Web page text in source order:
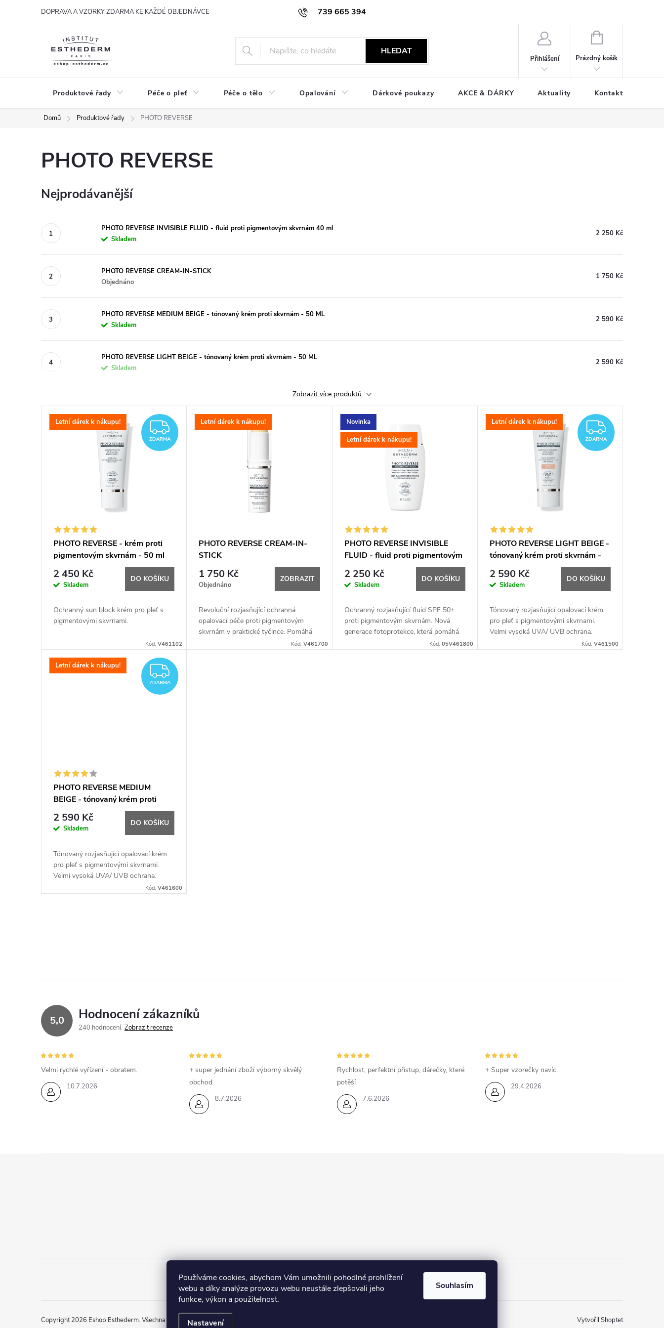
Používáme cookies, abychom Vám umožnili pohodlné prohlížení
webu a díky analýze provozu webu neustále zlepšovali jeho
funkce, výkon a použitelnost.
Nastavení
Souhlasím
739 665 394
DOPRAVA A VZORKY ZDARMA KE KAŽDÉ OBJEDNÁVCE
HLEDAT
Přihlášení
NÁKUPNÍ
Prázdný košík
Produktové řady Péče o pleť Péče o tělo Opalování Dárkové poukazy AKCE & DÁRKY Aktuality Kontakty
Domů Produktové řady PHOTO REVERSE
PHOTO REVERSE
Nejprodávanější
PHOTO REVERSE INVISIBLE FLUID - fluid proti pigmentovým skvrnám 40 ml
Skladem
2 250 Kč
PHOTO REVERSE CREAM-IN-STICK
Objednáno
1 750 Kč
PHOTO REVERSE MEDIUM BEIGE - tónovaný krém proti skvrnám - 50 ML
Skladem
2 590 Kč
PHOTO REVERSE LIGHT BEIGE - tónovaný krém proti skvrnám - 50 ML
Skladem
2 590 Kč
Zobrazit více produktů
V
k
Letní dárek k nákupu! ZDARMA
ZDARMA
PHOTO REVERSE - krém proti
pigmentovým skvrnám - 50 ml
2 450 Kč
Skladem
DO KOŠÍKU
Ochranný sun block krém pro pleť s
pigmentovými skvrnami.
Kód:V461102
Letní dárek k nákupu!
PHOTO REVERSE CREAM-IN-
STICK
1 750 Kč
Objednáno
ZOBRAZIT
Revoluční rozjasňující ochranná
opalovací péče proti pigmentovým
skvrnám v praktické tyčince. Pomáhá
předcházet vzniku skvrn a redukuje již
Kód: V461700
Novinka
Letní dárek k nákupu!
PHOTO REVERSE INVISIBLE
FLUID - fluid proti pigmentovým
skvrnám 40 ml
2 250 Kč
Skladem
DO KOŠÍKU
Ochranný rozjasňující fluid SPF 50+
proti pigmentovým skvrnám. Nová
generace fotoprotekce, která pomáhá
předcházet vzniku hyperpigmentací,
Kód: 05V461800
Letní dárek k nákupu!
ZDARMA
PHOTO REVERSE LIGHT BEIGE -
tónovaný krém proti skvrnám -
2 590 Kč
Skladem
DO KOŠÍKU
Tónovaný rozjasňující opalovací krém
pro pleť s pigmentovými skvrnami.
Velmi vysoká UVA/ UVB ochrana.
Voděodolný. Nekomedonní. Odstín
Kód: V461500
Letní dárek k nákupu! ZDARMA
ZDARMA
PHOTO REVERSE MEDIUM
BEIGE - tónovaný krém proti
skvrnám - 50 ML
2 590 Kč
Skladem
DO KOŠÍKU
Tónovaný rozjasňující opalovací krém
pro pleť s pigmentovými skvrnami.
Velmi vysoká UVA/ UVB ochrana.
Voděodolný. Nekomedonní. Odstín
Kód:V461600
d
a
c
í
p
k
5,0 Hodnocení zákazníků
240 hodnocení Zobrazit recenze
10.7.2026
Velmi rychlé vyřízení - obratem.
8.7.2026
+ super jednání zboží výborný skvělý
obchod
7.6.2026
Rychlost, perfektní přístup, dárečky, které
potěší
29.4.2026
+ Super vzorečky navíc.
Eshop Esthederm Kontakty Lenka Skyvová - web Obchodní podmínky
Vytvořil Shoptet
Copyright 2026 Eshop Esthederm. Všechna práva vyhrazena.